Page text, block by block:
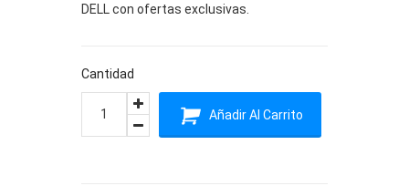
DELL con ofertas exclusivas.
Cantidad
Añadir Al Carrito